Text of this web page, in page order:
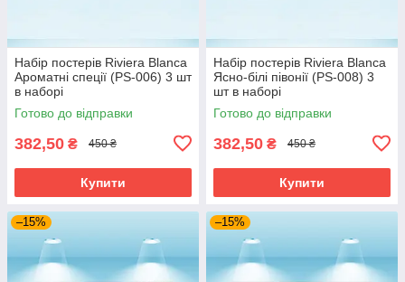
Набір постерів Riviera Blanca
Ароматні спеції (PS-006) 3 шт
в наборі
Готово до відправки
382,50 ₴ 450 ₴
Купити
Набір постерів Riviera Blanca
Ясно-білі півонії (PS-008) 3
шт в наборі
Готово до відправки
382,50 ₴ 450 ₴
Купити
–15% –15%